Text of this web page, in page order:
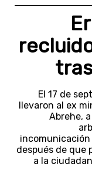
El 17 de
llevaron al ex
Abrehe,
después de que
a la